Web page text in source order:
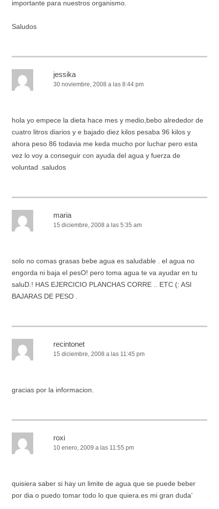
importante para nuestros organismo.
Saludos
jessika
30 noviembre, 2008 a las 8:44 pm
hola yo empece la dieta hace mes y medio,bebo alrededor de
cuatro litros diarios y e bajado diez kilos pesaba 96 kilos y
ahora peso 86 todavia me keda mucho por luchar pero esta
vez lo voy a conseguir con ayuda del agua y fuerza de
voluntad .saludos
maria
15 diciembre, 2008 a las 5:35 am
solo no comas grasas bebe agua es saludable . el agua no
engorda ni baja el pesO! pero toma agua te va ayudar en tu
saluD.! HAS EJERCICIO PLANCHAS CORRE .. ETC (: ASI
BAJARAS DE PESO .
recintonet
15 diciembre, 2008 a las 11:45 pm
gracias por la informacion.
roxi
10 enero, 2009 a las 11:55 pm
quisiera saber si hay un limite de agua que se puede beber
por dia o puedo tomar todo lo que quiera.es mi gran duda’